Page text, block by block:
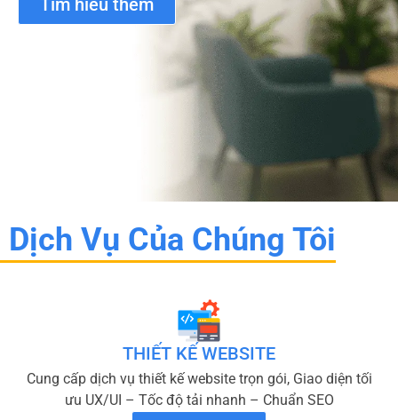
Tìm hiểu thêm
Dịch Vụ Của Chúng Tôi
THIẾT KẾ WEBSITE
Cung cấp dịch vụ thiết kế website trọn gói, Giao diện tối
ưu UX/UI – Tốc độ tải nhanh – Chuẩn SEO